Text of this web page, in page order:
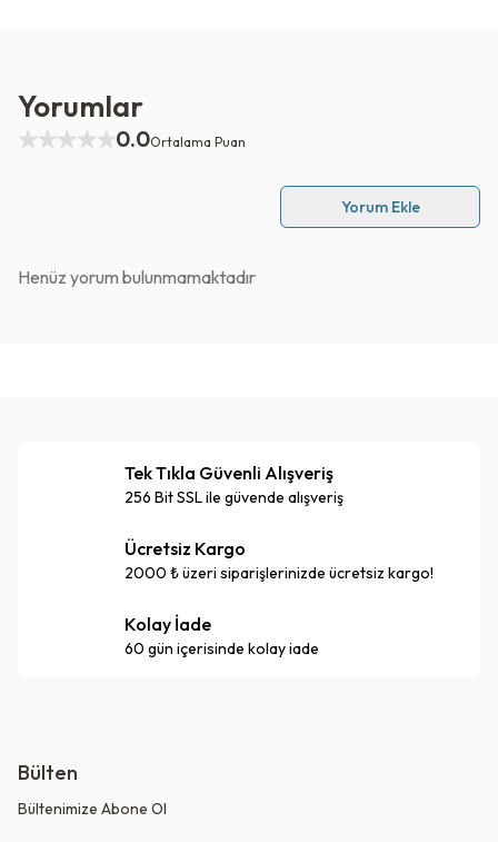
Yorumlar
0.0Ortalama Puan
Yorum Ekle
Henüz yorum bulunmamaktadır
Tek Tıkla Güvenli Alışveriş
256 Bit SSL ile güvende alışveriş
Ücretsiz Kargo
2000 ₺ üzeri siparişlerinizde ücretsiz kargo!
Kolay İade
60 gün içerisinde kolay iade
Bülten
Bültenimize Abone Ol